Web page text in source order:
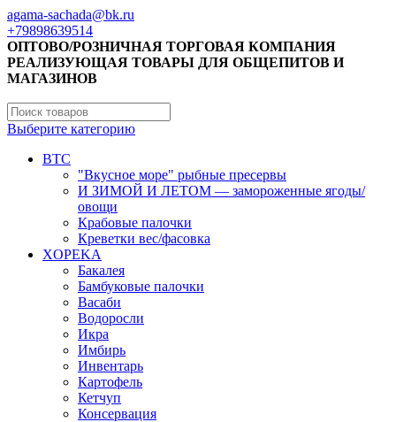
agama-sachada@bk.ru
+79898639514
ОПТОВО/РОЗНИЧНАЯ ТОРГОВАЯ КОМПАНИЯ
РЕАЛИЗУЮЩАЯ ТОВАРЫ ДЛЯ ОБЩЕПИТОВ И
МАГАЗИНОВ
Выберите категорию
BTC
"Вкусное море" рыбные пресервы
И ЗИМОЙ И ЛЕТОМ — замороженные ягоды/
овощи
Крабовые палочки
Креветки вес/фасовка
XOPEKA
Бакалея
Бамбуковые палочки
Васаби
Водоросли
Икра
Имбирь
Инвентарь
Картофель
Кетчуп
Консервация